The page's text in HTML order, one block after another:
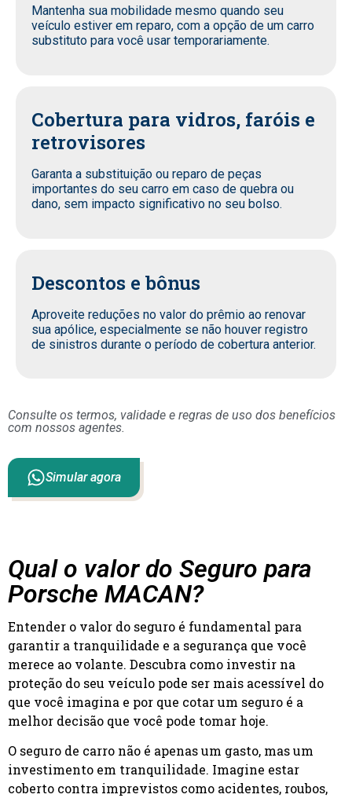
Mantenha sua mobilidade mesmo quando seu
veículo estiver em reparo, com a opção de um carro
substituto para você usar temporariamente.
Cobertura para vidros, faróis e
retrovisores
Garanta a substituição ou reparo de peças
importantes do seu carro em caso de quebra ou
dano, sem impacto significativo no seu bolso.
Descontos e bônus
Aproveite reduções no valor do prêmio ao renovar
sua apólice, especialmente se não houver registro
de sinistros durante o período de cobertura anterior.
Consulte os termos, validade e regras de uso dos benefícios
com nossos agentes.
Simular agora
Qual o valor do Seguro para
Porsche MACAN?
Entender o valor do seguro é fundamental para
garantir a tranquilidade e a segurança que você
merece ao volante. Descubra como investir na
proteção do seu veículo pode ser mais acessível do
que você imagina e por que cotar um seguro é a
melhor decisão que você pode tomar hoje.
O seguro de carro não é apenas um gasto, mas um
investimento em tranquilidade. Imagine estar
coberto contra imprevistos como acidentes, roubos,